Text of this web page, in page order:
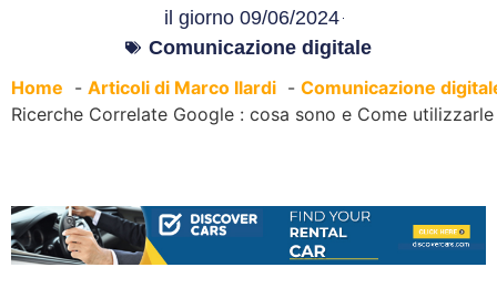
il giorno 09/06/2024
Comunicazione digitale
Home
Articoli di Marco Ilardi
Comunicazione
Ricerche Correlate Google : cosa sono e Come utilizzarle